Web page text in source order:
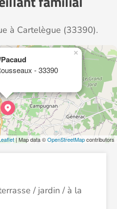
à Cartelègue (33390).
- 33390
×
| Map data ©OpenStreetMapcontributors
/ jardin / à la